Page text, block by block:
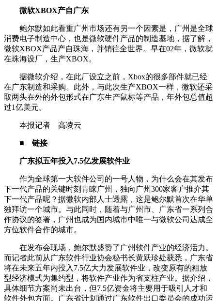
微软XBOX产自广东
鲍尔默如此看重广州市场还有另一个因素是，广州是全球
消费电子制造中心，也是微软硬件产品的制造基地，据了解，
微软XBOX产品产自珠海，并销往全世界。早在02年，微软就
在珠海设厂，生产XBOX。
据微软介绍，在此厂设立之前，Xbox的很多部件就已经
在广东制造和采购。此外，与此次生产XBOX一样，微软还采
取两头在外的外包形式在广东生产鼠标等产品，年外包总值超
过1亿美元。
本报记者 高凌云
■ 链接
广东拟五年投入7.5亿发展软件业
作为全球第一大软件公司的一号人物，为什么会在其发布
下一代产品的关键时刻青睐广州，独向广州300家客户推介其
下一代产品呢？据微软内部人士透露，这是鲍尔默首次在华单
独拜访一个城市。与此同时，随着与广州市、广东省一系列合
作协议的签署，广州也成为国内城市中唯一与微软公司达成全
方位软件合作的城市。
在发布会现场，鲍尔默盛赞了广州软件产业的经济活力。
而记者此前从广东软件行业协会秘书长黄跃珍处获悉，广东省
将在未来五年内投入7.5亿大力发展软件业，改变原有的粗放
型经济模式为集约型，将软件产业作为省支柱产业。据介绍，
具体细节方案尚未出台，但7.5亿资金将主要用于吸引人才和
软件外包方面。广东省计划通过广东软件出口委员会的成功运